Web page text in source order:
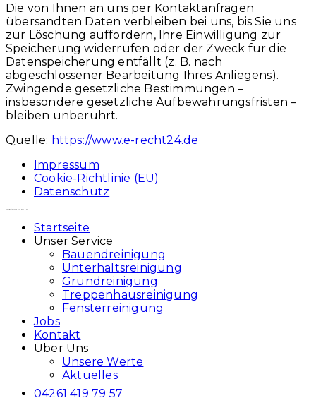
Die von Ihnen an uns per Kontaktanfragen
übersandten Daten verbleiben bei uns, bis Sie uns
zur Löschung auffordern, Ihre Einwilligung zur
Speicherung widerrufen oder der Zweck für die
Datenspeicherung entfällt (z. B. nach
abgeschlossener Bearbeitung Ihres Anliegens).
Zwingende gesetzliche Bestimmungen –
insbesondere gesetzliche Aufbewahrungsfristen –
bleiben unberührt.
Quelle: https://www.e-recht24.de
Impressum
Cookie-Richtlinie (EU)
Datenschutz
Startseite
Unser Service
Bauendreinigung
Unterhaltsreinigung
Grundreinigung
Treppenhausreinigung
Fensterreinigung
Jobs
Kontakt
Über Uns
Unsere Werte
Aktuelles
04261 419 79 57